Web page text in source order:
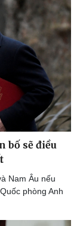
bố sẽ điều
Nam Âu nếu
phòng Anh